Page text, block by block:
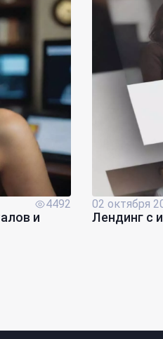
4492
и
02 октября
Лендинг с